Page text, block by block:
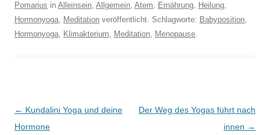
Pomarius in Alleinsein, Allgemein, Atem, Ernährung, Heilung,
Hormonyoga, Meditation veröffentlicht. Schlagworte: Babyposition,
Hormonyoga, Klimakterium, Meditation, Menopause.
Beitragsnavigation
← Kundalini Yoga und deine
Hormone
Der Weg des Yogas führt nach
innen →